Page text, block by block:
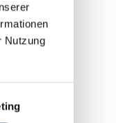
Nutzung